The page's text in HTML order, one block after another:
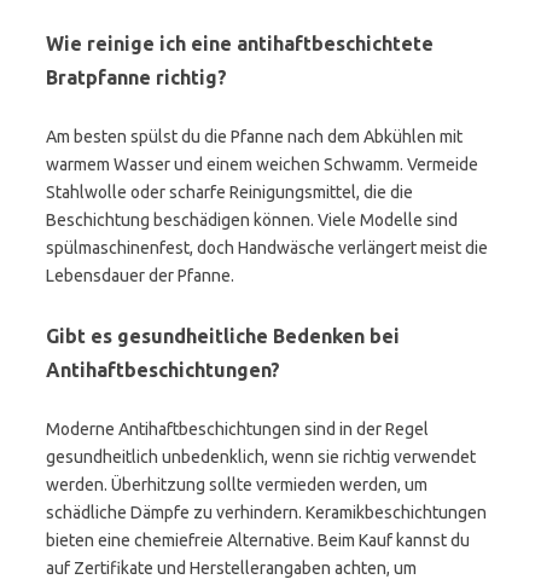
Wie reinige ich eine antihaftbeschichtete
Bratpfanne richtig?
Am besten spülst du die Pfanne nach dem Abkühlen mit
warmem Wasser und einem weichen Schwamm. Vermeide
Stahlwolle oder scharfe Reinigungsmittel, die die
Beschichtung beschädigen können. Viele Modelle sind
spülmaschinenfest, doch Handwäsche verlängert meist die
Lebensdauer der Pfanne.
Gibt es gesundheitliche Bedenken bei
Antihaftbeschichtungen?
Moderne Antihaftbeschichtungen sind in der Regel
gesundheitlich unbedenklich, wenn sie richtig verwendet
werden. Überhitzung sollte vermieden werden, um
schädliche Dämpfe zu verhindern. Keramikbeschichtungen
bieten eine chemiefreie Alternative. Beim Kauf kannst du
auf Zertifikate und Herstellerangaben achten, um